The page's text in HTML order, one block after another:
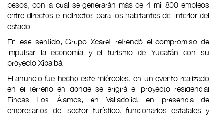
pesos, con la cual se generarán más de 4 mil 800 empleos
entre directos e indirectos para los habitantes del interior del
estado.
En ese sentido, Grupo Xcaret refrendó el compromiso de
impulsar la economía y el turismo de Yucatán con su
proyecto Xibalbá.
El anuncio fue hecho este miércoles, en un evento realizado
en el terreno en donde se erigirá el proyecto residencial
Fincas Los Álamos, en Valladolid, en presencia de
empresarios del sector turístico, funcionarios estatales y